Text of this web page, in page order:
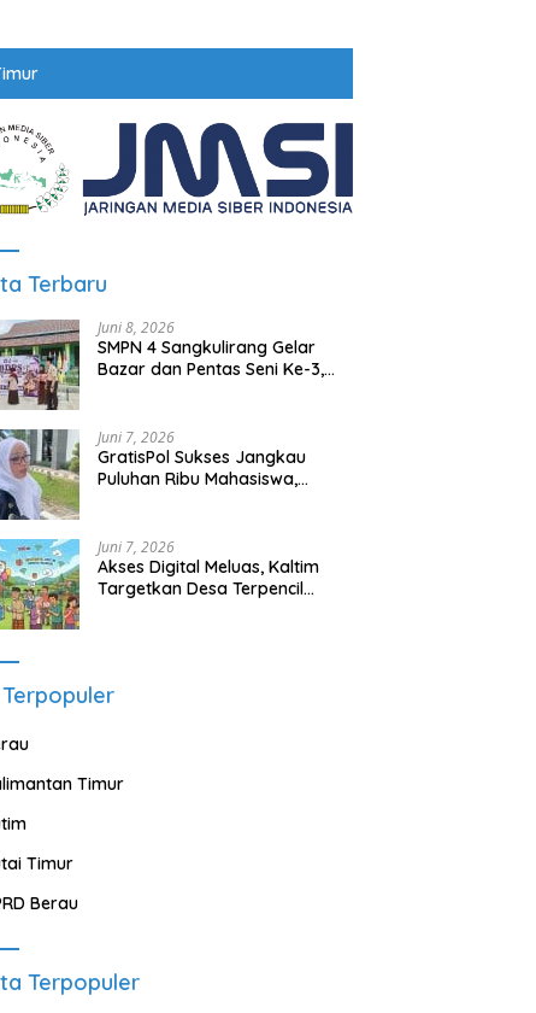
Terbaru
Juni 8, 2026
SMPN 4 Sangkulirang Gelar
Bazar dan Pentas Seni Ke-3,
Juni 7, 2026
GratisPol Sukses Jangkau
Puluhan Ribu Mahasiswa,
Juni 7, 2026
Akses Digital Meluas, Kaltim
Targetkan Desa Terpencil
Timur
Timur
Berau
Terpopuler